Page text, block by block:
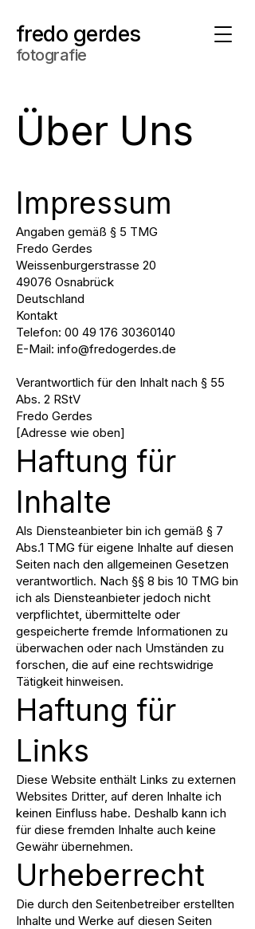
fredo gerdes
fotografie
Über Uns
Impressum
Angaben gemäß § 5 TMG
Fredo Gerdes
Weissenburgerstrasse 20
49076 Osnabrück
Deutschland
Kontakt
Telefon: 00 49 176 30360140
E-Mail: info@fredogerdes.de
Verantwortlich für den Inhalt nach § 55
Abs. 2 RStV
Fredo Gerdes
[Adresse wie oben]
Haftung für
Inhalte
Als Diensteanbieter bin ich gemäß § 7
Abs.1 TMG für eigene Inhalte auf diesen
Seiten nach den allgemeinen Gesetzen
verantwortlich. Nach §§ 8 bis 10 TMG bin
ich als Diensteanbieter jedoch nicht
verpflichtet, übermittelte oder
gespeicherte fremde Informationen zu
überwachen oder nach Umständen zu
forschen, die auf eine rechtswidrige
Tätigkeit hinweisen.
Haftung für
Links
Diese Website enthält Links zu externen
Websites Dritter, auf deren Inhalte ich
keinen Einfluss habe. Deshalb kann ich
für diese fremden Inhalte auch keine
Gewähr übernehmen.
Urheberrecht
Die durch den Seitenbetreiber erstellten
Inhalte und Werke auf diesen Seiten